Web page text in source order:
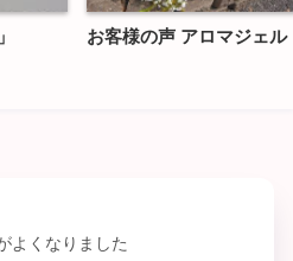
お客様の声 アロマジェ
よくなりました